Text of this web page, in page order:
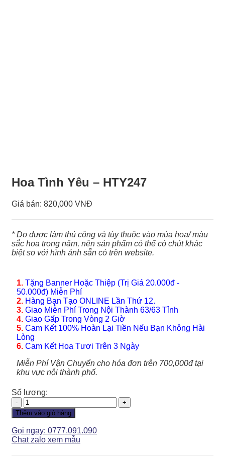
Hoa Tình Yêu – HTY247
Giá bán: 820,000 VNĐ
* Do được làm thủ công và tùy thuộc vào mùa hoa/ màu
sắc hoa trong năm, nên sản phẩm có thể có chút khác
biệt so với hình ảnh sẵn có trên website.
1. Tặng Banner Hoặc Thiệp (Trị Giá 20.000đ -
50.000đ) Miễn Phí
2. Hàng Bạn Tạo ONLINE Lần Thứ 12.
3. Giao Miễn Phí Trong Nội Thành 63/63 Tỉnh
4. Giao Gấp Trong Vòng 2 Giờ
5. Cam Kết 100% Hoàn Lại Tiền Nếu Bạn Không Hài
Lòng
6. Cam Kết Hoa Tươi Trên 3 Ngày
Miễn Phí Vận Chuyển cho hóa đơn trên 700,000đ tại
khu vực nội thành phố.
Số lượng:
Hoa
Tình
Yêu
-
HTY247
số
lượng
Thêm vào giỏ hàng
Gọi ngay: 0777.091.090
Chat zalo xem mẫu